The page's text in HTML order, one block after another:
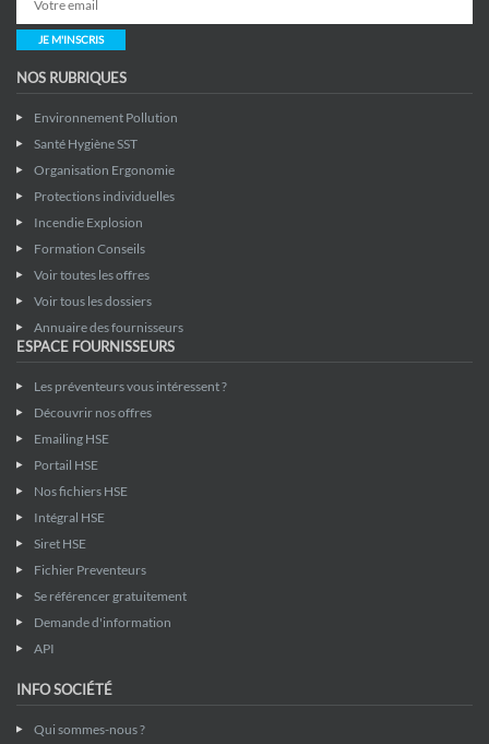
JE M'INSCRIS
NOS RUBRIQUES
Environnement Pollution
Santé Hygiène SST
Organisation Ergonomie
Protections individuelles
Incendie Explosion
Formation Conseils
Voir toutes les offres
Voir tous les dossiers
Annuaire des fournisseurs
ESPACE FOURNISSEURS
Les préventeurs vous intéressent ?
Découvrir nos offres
Emailing HSE
Portail HSE
Nos fichiers HSE
Intégral HSE
Siret HSE
Fichier Preventeurs
Se référencer gratuitement
Demande d'information
API
INFO SOCIÉTÉ
Qui sommes-nous ?